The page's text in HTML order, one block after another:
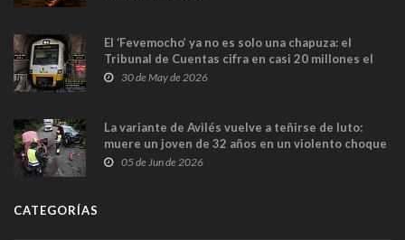
El ‘Fevemocho’ ya no es solo una chapuza: el
Tribunal de Cuentas cifra en casi 20 millones el
sobrecoste de los trenes que no cabían por los
30 de May de 2026
La variante de Avilés vuelve a teñirse de luto:
muere un joven de 32 años en un violento choque
frontal
05 de Jun de 2026
CATEGORÍAS